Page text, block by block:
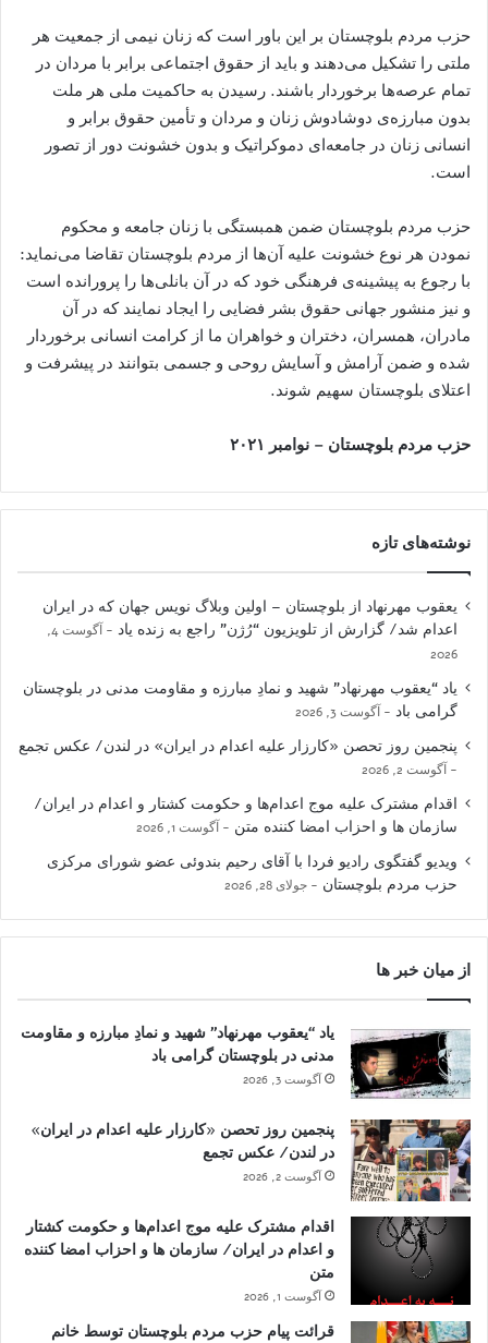
حزب مردم بلوچستان بر این باور است که زنان نیمی از جمعیت ھر
ملتى را تشکیل می‌دهند و باید از حقوق اجتماعى برابر با مردان در
تمام عرصه‌ها برخوردار باشند. رسیدن به حاکمیت ملی هر ملت
بدون مبارزه‌ی دوشادوش زنان و مردان و تأمين حقوق برابر و
انسانى زنان در جامعه‌اى دموکراتيک و بدون خشونت دور از تصور
است.
حزب مردم بلوچستان ضمن همبستگی با زنان جامعه و محکوم
نمودن هر نوع خشونت علیه آن‌ها از مردم بلوچستان تقاضا می‌نماید:
با رجوع به پیشینه‌ی فرهنگی خود که در آن بانلی‌ها را پرورانده است
و نیز منشور جهانی حقوق بشر فضایی را ایجاد نمایند که در آن
مادران، همسران، دختران و خواهران ما از کرامت انسانی برخوردار
شده و ضمن آرامش و آسایش روحی و جسمی بتوانند در پیشرفت و
اعتلای بلوچستان سهیم شوند.
حزب مردم بلوچستان – نوامبر ۲۰۲۱
نوشته‌های تازه
یعقوب مهرنهاد از بلوچستان – اولین وبلاگ نویس جهان که در ایران
اعدام شد/ گزارش از تلویزیون “رُژن” راجع به زنده یاد
آگوست 4,
2026
یاد “یعقوب مهرنهاد” شهید و نمادِ مبارزه و مقاومت مدنی در بلوچستان
گرامی باد
آگوست 3, 2026
پنجمین روز تحصن «کارزار علیه اعدام در ایران» در لندن/ عکس تجمع
آگوست 2, 2026
اقدام مشترک علیه موج اعدام‌ها و حکومت کشتار و اعدام در ایران/
سازمان ها و احزاب امضا کننده متن
آگوست 1, 2026
ویدیو گفتگوی رادیو فردا با آقای رحیم بندوئی عضو شورای مرکزی
حزب مردم بلوچستان
جولای 28, 2026
از میان خبر ها
یاد “یعقوب مهرنهاد” شهید و نمادِ مبارزه و مقاومت
مدنی در بلوچستان گرامی باد
آگوست 3, 2026
پنجمین روز تحصن «کارزار علیه اعدام در ایران»
در لندن/ عکس تجمع
آگوست 2, 2026
اقدام مشترک علیه موج اعدام‌ها و حکومت کشتار
و اعدام در ایران/ سازمان ها و احزاب امضا کننده
متن
آگوست 1, 2026
قرائت پیام حزب مردم بلوچستان توسط خانم